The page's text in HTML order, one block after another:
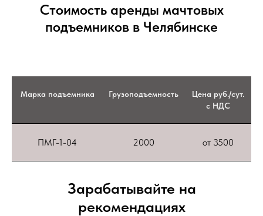
Стоимость аренды мачтовых
подъемников в Челябинске
Марка подъемника Грузоподъемность
Цена руб./сут.
с НДС
ПМГ-1-04 2000 от 3500
Зарабатывайте на
рекомендациях